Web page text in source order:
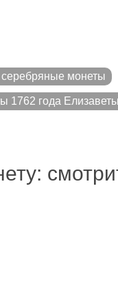
монеты
1762 года